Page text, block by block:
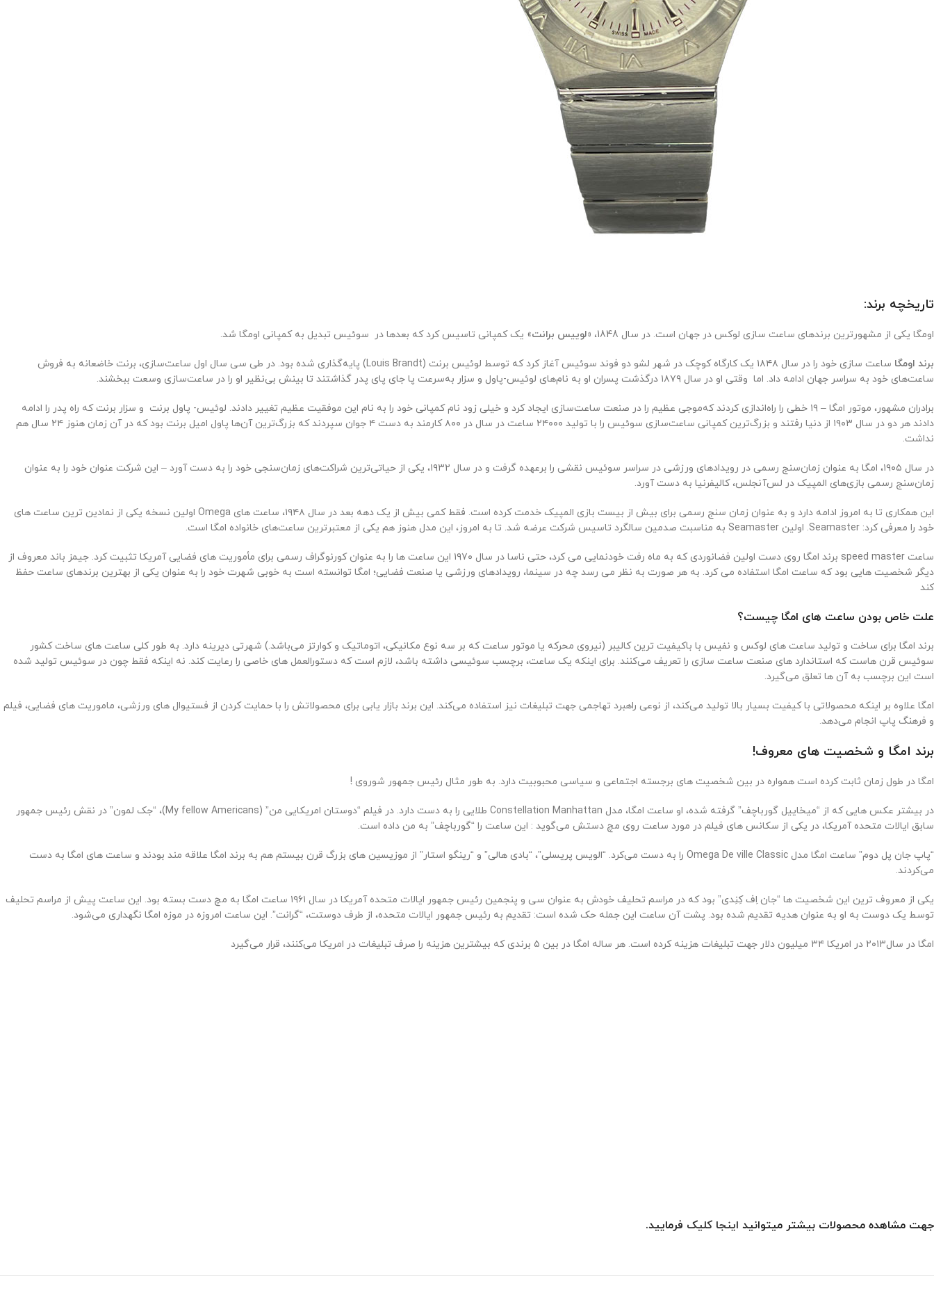
تاریخچه برند:
اومگا یکی از مشهورترین برندهای ساعت سازی لوکس در جهان است. در سال 1848، «لوییس برانت» یک کمپانی تاسیس کرد که بعدها در سوئیس تبدیل به کمپانی اومگا شد.
برند اومگا
ساعت‌ سازی خود را در سال ۱۸۴۸ یک کارگاه کوچک در شهر لشو دو فوند سوئیس آغاز کرد که توسط لوئیس برنت (Louis Brandt) پایه‌گذاری شده بود. در طی سی سال اول ساعت‌سازی، برنت خاضعانه به فروش
ساعت‌های خود به سراسر جهان ادامه داد. اما وقتی او در سال ۱۸۷۹ درگذشت پسران او به نام‌های لوئیس-پاول و سزار به‌سرعت پا جای پای پدر گذاشتند تا بینش بی‌نظیر او را در ساعت‌سازی وسعت ببخشند.
برادران مشهور، موتور امگا – ۱۹ خطی را راه‌اندازی کردند که‌موجی عظیم را در صنعت ساعت‌سازی ایجاد کرد و خیلی زود نام کمپانی خود را به نام این موفقیت عظیم تغییر دادند. لوئیس- پاول برنت و سزار برنت که راه پدر را ادامه
دادند هر دو در سال ۱۹۰۳ از دنیا رفتند و بزرگ‌ترین کمپانی ساعت‌سازی سوئیس را با تولید ۲۴۰۰۰ ساعت در سال در ۸۰۰ کارمند به دست ۴ جوان سپردند که بزرگ‌ترین آن‌ها پاول امیل برنت بود که در آن زمان هنوز ۲۴ سال هم
نداشت.
در سال ۱۹۰۵، امگا به عنوان زمان‌سنج رسمی در رویدادهای ورزشی در سراسر سوئیس نقشی را برعهده گرفت و در سال ۱۹۳۲، یکی از حیاتی‌ترین شراکت‌های زمان‌سنجی خود را به دست آورد – این شرکت عنوان خود را به عنوان
زمان‌سنج رسمی بازی‌های المپیک در لس‌آنجلس، کالیفرنیا به دست آورد.
این همکاری تا به امروز ادامه دارد و به عنوان زمان سنج رسمی برای بیش از بیست بازی المپیک خدمت کرده است. فقط کمی بیش از یک دهه بعد در سال ۱۹۴۸، ساعت های Omega اولین نسخه یکی از نمادین ترین ساعت های
خود را معرفی کرد: Seamaster. اولین Seamaster به مناسبت صدمین سالگرد تاسیس شرکت عرضه شد. تا به امروز، این مدل هنوز هم یکی از معتبرترین ساعت‌های خانواده امگا است.
ساعت speed master برند امگا روی دست اولین فضانوردی که به ماه رفت خودنمایی می کرد، حتی ناسا در سال ۱۹۷۰ این ساعت ها را به عنوان کورنوگراف رسمی برای مأموریت های فضایی آمریکا تثبیت کرد. جیمز باند معروف از
دیگر شخصیت هایی بود که ساعت امگا استفاده می کرد. به هر صورت به نظر می رسد چه در سینما، رویدادهای ورزشی یا صنعت فضایی؛ امگا توانسته است به خوبی شهرت خود را به عنوان یکی از بهترین برندهای ساعت حفظ
کند
علت خاص بودن ساعت ‌های امگا چیست؟
برند امگا برای ساخت و تولید ساعت‌ های لوکس و نفیس با باکیفیت‌ ترین کالیبر (نیروی محرکه یا موتور ساعت که بر سه نوع مکانیکی، اتوماتیک و کوارتز می‌باشد.) شهرتی دیرینه دارد. به‌ طور کلی ساعت‌ های ساخت کشور
سوئیس قرن‌ هاست که استاندارد های صنعت ساعت‌ سازی را تعریف می‌کنند. برای اینکه یک ساعت، برچسب سوئیسی داشته باشد، لازم است که دستورالعمل ‌های خاصی را رعایت کند. نه اینکه فقط چون در سوئیس تولید شده
است این برچسب به آن ها تعلق می‌گیرد.
امگا علاوه بر اینکه محصولاتی با کیفیت بسیار بالا تولید می‌کند، از نوعی راهبرد تهاجمی جهت تبلیغات نیز استفاده می‌کند. این برند بازار یابی برای محصولاتش را با حمایت کردن از فستیوال های ورزشی، ماموریت ‌های فضایی، فیلم
و فرهنگ پاپ انجام می‌دهد.
برند امگا و شخصیت های معروف!
امگا در طول زمان ثابت کرده است همواره در بین شخصیت های برجسته‌ اجتماعی و سیاسی محبوبیت دارد. به طور مثال رئیس جمهور شوروی !
در بیشتر عکس هایی که از “میخاییل گورباچف” گرفته شده، او ساعت امگا، مدل Constellation Manhattan طلایی را به دست دارد. در فیلم “دوستان امریکایی من” (My fellow Americans)، “جک لمون” در نقش رئیس جمهور
سابق ایالات متحده آمریکا، در یکی از سکانس های فیلم در مورد‌ ساعت روی مچ دستش می‌گوید : این ساعت را “گورباچف” به من داده است.
“پاپ جان پل دوم” ساعت امگا مدل Omega De ville Classic را به دست می‌کرد. “الویس پریسلی”، “بادی هالی” و “رینگو استار” از موزیسین های بزرگ قرن بیستم هم به برند امگا علاقه مند بودند و ساعت های امگا به دست
می‌کردند.
یکی از معروف ترین این شخصیت ها “جان اِف کِنِدی” بود که در مراسم تحلیف خودش به عنوان سی و پنجمین رئیس جمهور ایالات متحده آمریکا در سال ۱۹۶۱ ساعت امگا به مچ دست بسته بود. این ساعت پیش از مراسم تحلیف
توسط یک دوست به او به عنوان هدیه تقدیم شده بود. پشت آن ساعت این جمله حک شده است: تقدیم به رئیس جمهور ایالات متحده، از طرف دوستت، “گرانت”. این ساعت امروزه در موزه‌ امگا نگهداری می‌شود.
امگا در سال‌۲۰۱۳ در امریکا ۳۴ میلیون دلار جهت تبلیغات هزینه کرده است. هر ساله امگا در بین ۵ برندی که بیشترین هزینه را صرف تبلیغات در امریکا می‌کنند، قرار می‌گیرد
جهت مشاهده محصولات بیشتر میتوانید اینجا کلیک فرمایید.